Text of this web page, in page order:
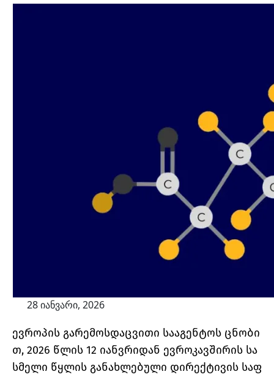
28 იანვარი, 2026
ევროპის გარემოსდაცვითი სააგენტოს ცნობი
თ, 2026 წლის 12 იანვრიდან ევროკავშირის სა
სმელი წყლის განახლებული დირექტივის საფ